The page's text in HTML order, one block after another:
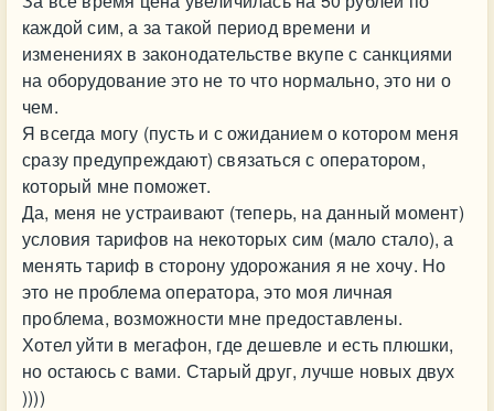
каждой сим, а за такой период времени и
изменениях в законодательстве вкупе с санкциями
на оборудование это не то что нормально, это ни о
чем.
Я всегда могу (пусть и с ожиданием о котором меня
сразу предупреждают) связаться с оператором,
который мне поможет.
Да, меня не устраивают (теперь, на данный момент)
условия тарифов на некоторых сим (мало стало), а
менять тариф в сторону удорожания я не хочу. Но
это не проблема оператора, это моя личная
проблема, возможности мне предоставлены.
Хотел уйти в мегафон, где дешевле и есть плюшки,
но остаюсь с вами. Старый друг, лучше новых двух
))))